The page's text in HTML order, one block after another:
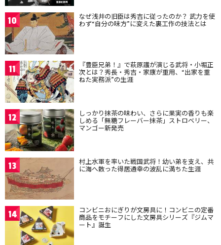
10 なぜ浅井の旧臣は秀吉に従ったのか？ 武力を使
わず“自分の味方”に変えた裏工作の技法とは
11 『豊臣兄弟！』で萩原護が演じる武将・小堀正
次とは？秀長・秀吉・家康が重用、“出家を重
ねた実務派”の生涯
12 しっかり抹茶の味わい、さらに果実の香りも楽
しめる「無糖フレーバー抹茶」ストロベリー、
マンゴー新発売
13 村上水軍を率いた戦国武将！幼い弟を支え、共
に海へ散った得居通幸の波乱に満ちた生涯
14 コンビニおにぎりが文房具に！コンビニの定番
商品をモチーフにした文房具シリーズ『ジムマ
ート』誕生